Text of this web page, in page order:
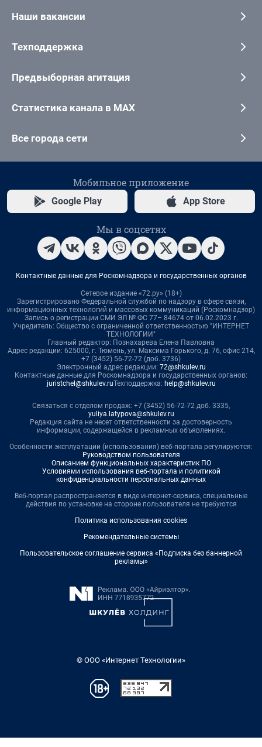
Наши вакансии
Техподдержка
Предвыборная агитация
Статистика канала в MAX
Все города сети
Мобильное приложение
Google Play App Store
Мы в соцсетях
Контактные данные для Роскомнадзора и государственных органов
Сетевое издание «72.ру» (18+)
Зарегистрировано Федеральной службой по надзору в сфере связи,
информационных технологий и массовых коммуникаций (Роскомнадзор)
Запись о регистрации СМИ ЭЛ № ФС 77– 84674 от 06.02.2023 г.
Учредитель: Общество с ограниченной ответственностью "ИНТЕРНЕТ
ТЕХНОЛОГИИ"
Главный редактор: Познахарева Елена Павловна
Адрес редакции: 625000, г. Тюмень, ул. Максима Горького, д. 76, офис 214,
+7 (3452) 56-72-72 (доб. 3736)
Электронный адрес редакции: 72@shkulev.ru
Контактные данные для Роскомнадзора и государственных органов:
juristchel@shkulev.ruТехподдержка: help@shkulev.ru
Связаться с отделом продаж: +7 (3452) 56-72-72 доб. 3335,
yuliya.latypova@shkulev.ru
Редакция сайта не несет ответственности за достоверность
информации, содержащейся в рекламных объявлениях.
Особенности эксплуатации (использования) веб-портала регулируются:
Руководством пользователя
Описанием функциональных характеристик ПО
Условиями использования веб-портала и политикой
конфиденциальности персональных данных
Веб-портал распространяется в виде интернет-сервиса, специальные
действия по установке на стороне пользователя не требуются
Политика использования cookies
Рекомендательные системы
Пользовательское соглашение сервиса «Подписка без баннерной
рекламы»
© ООО «Интернет Технологии»